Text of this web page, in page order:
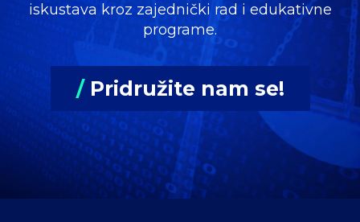
iskustava kroz zajednički rad i edukativne
programe.
/Pridružite nam se!